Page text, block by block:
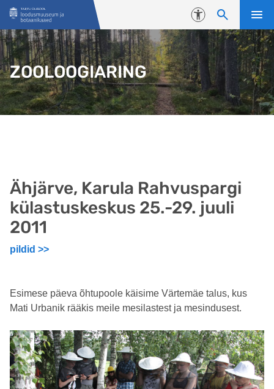
Liigu edasi põhisisu juurde
Juurdepääsetavus
ZOOLOOGIARING
Ähjärve, Karula Rahvuspargi
külastuskeskus 25.-29. juuli
2011
pildid >>
Esimese päeva õhtupoole käisime Värtemäe talus, kus
Mati Urbanik rääkis meile mesilastest ja mesindusest.